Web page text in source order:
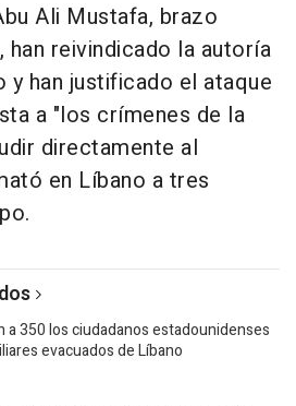
Ali Mustafa, brazo
han reivindicado la autoría
y han justificado el ataque
a "los crímenes de la
directamente al
en Líbano a tres
a 350 los ciudadanos estadounidenses
evacuados de Líbano